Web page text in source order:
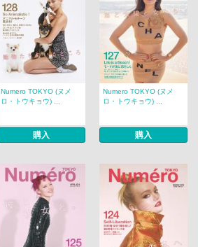
Numero TOKYO (ヌメ
ロ・トウキョウ) ...
購入
Numero TOKYO (ヌメ
ロ・トウキョウ) ...
購入